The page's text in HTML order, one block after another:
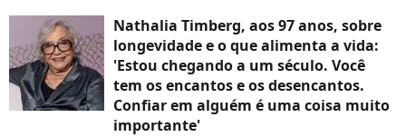
Nathalia Timberg, aos 97 anos, sobre
longevidade e o que alimenta a vida:
'Estou chegando a um século. Você
tem os encantos e os desencantos.
Confiar em alguém é uma coisa muito
importante'